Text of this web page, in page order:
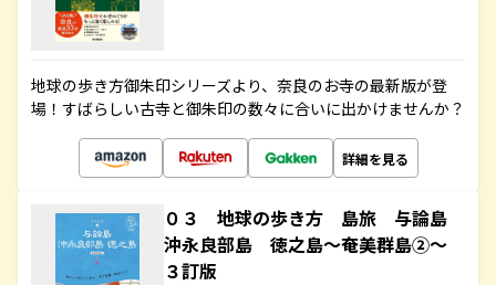
地球の歩き方御朱印シリーズより、奈良のお寺の最新版が登
場！すばらしい古寺と御朱印の数々に合いに出かけませんか？
詳細を見る
０３ 地球の歩き方 島旅 与論島
沖永良部島 徳之島～奄美群島②～
３訂版